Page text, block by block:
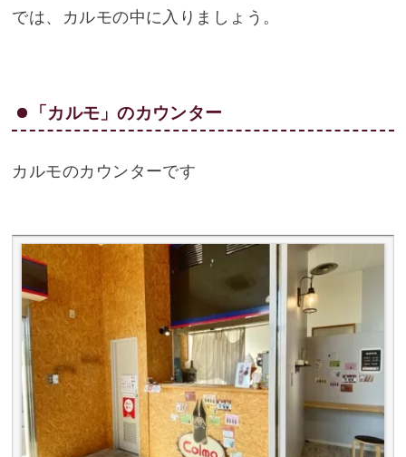
では、カルモの中に入りましょう。
「カルモ」のカウンター
カルモのカウンターです